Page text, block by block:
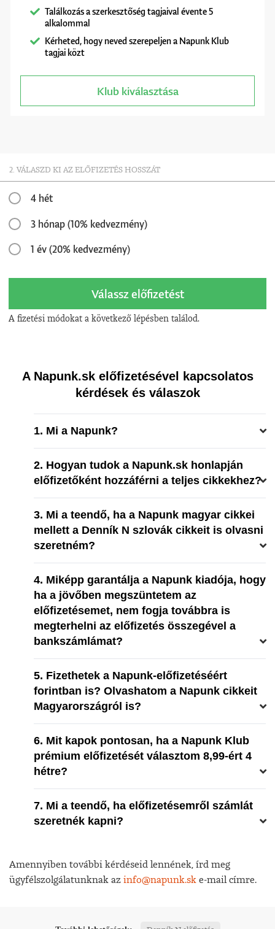
Találkozás a szerkesztőség tagjaival évente 5
alkalommal
Kérheted, hogy neved szerepeljen a Napunk Klub
tagjai közt
Klub kiválasztása
2. VÁLASZD KI AZ ELŐFIZETÉS HOSSZÁT
4 hét
3 hónap (10% kedvezmény)
1 év (20% kedvezmény)
Válassz előfizetést
A fizetési módokat a következő lépésben találod.
A Napunk.sk előfizetésével kapcsolatos
kérdések és válaszok
1. Mi a Napunk?
2. Hogyan tudok a Napunk.sk honlapján
előfizetőként hozzáférni a teljes cikkekhez?
3. Mi a teendő, ha a Napunk magyar cikkei
mellett a Denník N szlovák cikkeit is olvasni
szeretném?
4. Miképp garantálja a Napunk kiadója, hogy
ha a jövőben megszüntetem az
előfizetésemet, nem fogja továbbra is
megterhelni az előfizetés összegével a
bankszámlámat?
5. Fizethetek a Napunk-előfizetéséért
forintban is? Olvashatom a Napunk cikkeit
Magyarországról is?
6. Mit kapok pontosan, ha a Napunk Klub
prémium előfizetését választom 8,99-ért 4
hétre?
7. Mi a teendő, ha előfizetésemről számlát
szeretnék kapni?
Amennyiben további kérdéseid lennének, írd meg
ügyfélszolgálatunknak azinfo@napunk.ske-mail címre.